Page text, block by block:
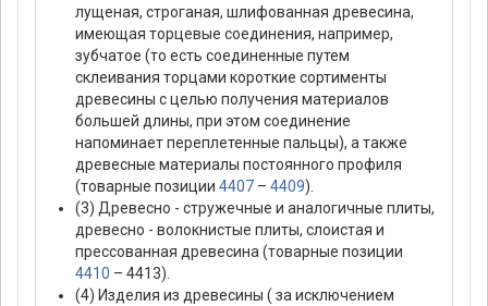
лущеная, строганая, шлифованная древесина,
имеющая торцевые соединения, например,
зубчатое (то есть соединенные путем
склеивания торцами короткие сортименты
древесины с целью получения материалов
большей длины, при этом соединение
напоминает переплетенные пальцы), а также
древесные материалы постоянного профиля
(товарные позиции 4407 – 4409).
(3) Древесно - стружечные и аналогичные плиты,
древесно - волокнистые плиты, слоистая и
прессованная древесина (товарные позиции
4410 – 4413).
(4) Изделия из древесины ( за исключением